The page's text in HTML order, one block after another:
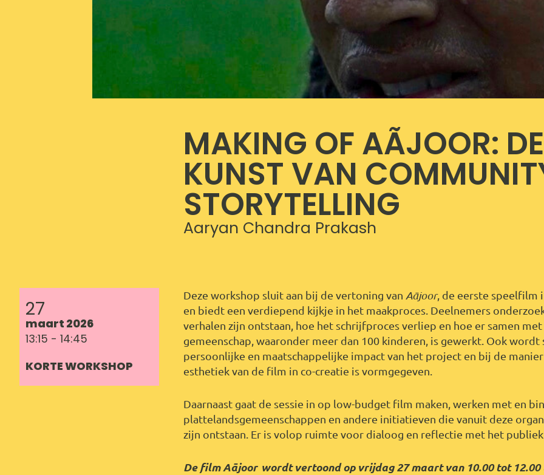
MAKING OF AÃJOOR: DE
KUNST VAN
STORYTELLING
Aaryan Chandra Prakash
27
maart 2026
13:15 - 14:45
KORTE WORKSHOP
Deze workshop sluit aan bij de vertoning van Aājoor, de eerste speelfilm
en biedt een verdiepend kijkje in het maakproces. Deelnemers
verhalen zijn ontstaan, hoe het schrijfproces verliep en hoe er samen
gemeenschap, waaronder meer dan 100 kinderen, is gewerkt. Ook
persoonlijke en maatschappelijke impact van het project en bij de
esthetiek van de film in co-creatie is vormgegeven.
Daarnaast gaat de sessie in op low-budget film maken, werken met en
plattelandsgemeenschappen en andere initiatieven die vanuit deze
zijn ontstaan. Er is volop ruimte voor dialoog en reflectie met het
De film Aājoor wordt vertoond op vrijdag 27 maart van 10.00 tot 12.00